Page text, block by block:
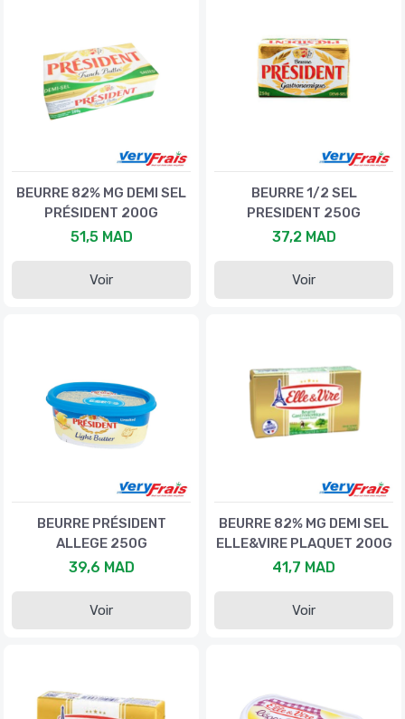
BEURRE 82% MG DEMI SEL
PRÉSIDENT 200G
51,5 MAD
Voir
BEURRE 1/2 SEL
PRESIDENT 250G
37,2 MAD
Voir
BEURRE PRÉSIDENT
ALLEGE 250G
39,6 MAD
Voir
BEURRE 82% MG DEMI SEL
ELLE&VIRE PLAQUET 200G
41,7 MAD
Voir